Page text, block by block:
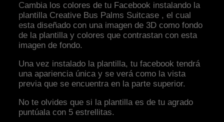
Cambia los colores de tu Facebook instalando la
plantilla Creative Bus Palms Suitcase , el cual
esta diseñado con una imagen de 3D como fondo
de la plantilla y colores que contrastan con esta
imagen de fondo.
Una vez instalado la plantilla, tu facebook tendrá
una apariencia única y se verá como la vista
previa que se encuentra en la parte superior.
No te olvides que si la plantilla es de tu agrado
puntúala con 5 estrellitas.